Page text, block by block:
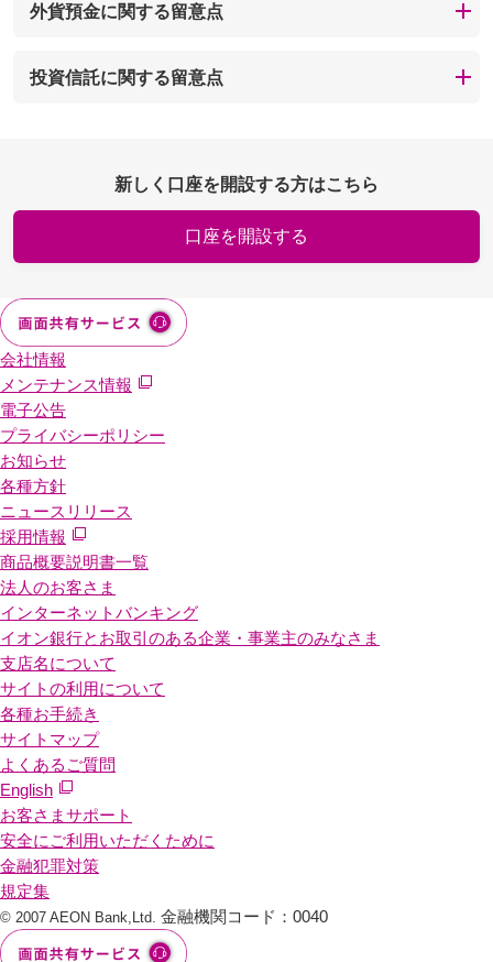
外貨預金に関する留意点
投資信託に関する留意点
新しく口座を開設する方はこちら
口座を開設する
会社情報
メンテナンス情報
電子公告
プライバシーポリシー
お知らせ
各種方針
ニュースリリース
採用情報
商品概要説明書一覧
法人のお客さま
インターネットバンキング
イオン銀行とお取引のある企業・事業主のみなさま
支店名について
サイトの利用について
各種お手続き
サイトマップ
よくあるご質問
English
お客さまサポート
安全にご利用いただくために
金融犯罪対策
規定集
© 2007 AEON Bank,Ltd. 金融機関コード：0040